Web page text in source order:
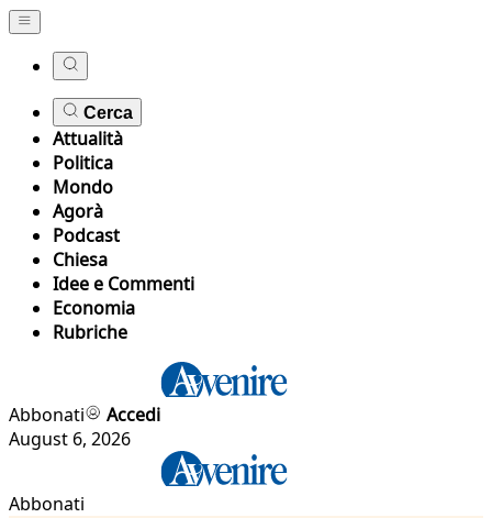
Cerca
Attualità
Politica
Mondo
Agorà
Podcast
Chiesa
Idee e Commenti
Economia
Rubriche
Abbonati
Accedi
August 6, 2026
Abbonati